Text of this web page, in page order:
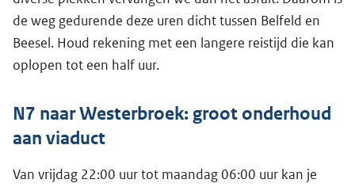
de weg gedurende deze uren dicht tussen Belfeld en
Beesel. Houd rekening met een langere reistijd die kan
oplopen tot een half uur.
N7 naar Westerbroek: groot onderhoud
aan viaduct
Van vrijdag 22:00 uur tot maandag 06:00 uur kan je